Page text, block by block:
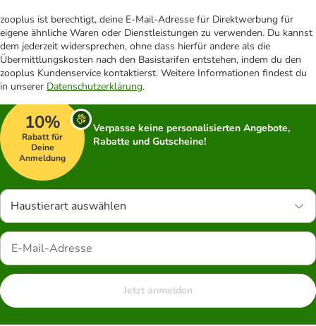
zooplus ist berechtigt, deine E-Mail-Adresse für Direktwerbung für
eigene ähnliche Waren oder Dienstleistungen zu verwenden. Du kannst
dem jederzeit widersprechen, ohne dass hierfür andere als die
Übermittlungskosten nach den Basistarifen entstehen, indem du den
zooplus Kundenservice kontaktierst. Weitere Informationen findest du
in unserer Datenschutzerklärung.
10%
Rabatt für
Deine
Anmeldung
Verpasse keine personalisierten Angebote,
Rabatte und Gutscheine!
Haustierart auswählen
Jetzt anmelden